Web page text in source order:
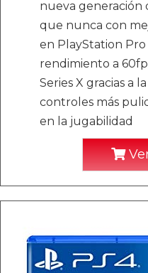
nueva generación
que nunca con
en PlayStation Pro
rendimiento a
Series X gracias a
controles más
en la jugabilidad